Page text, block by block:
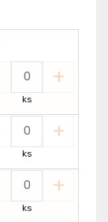
+
ks
+
ks
+
ks